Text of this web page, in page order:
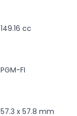
149.16 cc
PGM-FI
57.3 x 57.8 mm